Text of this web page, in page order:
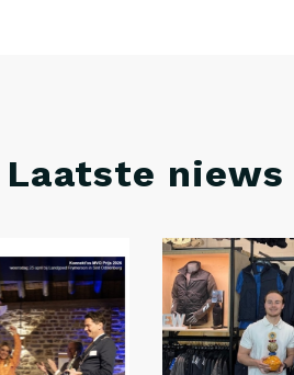
Laatste niews